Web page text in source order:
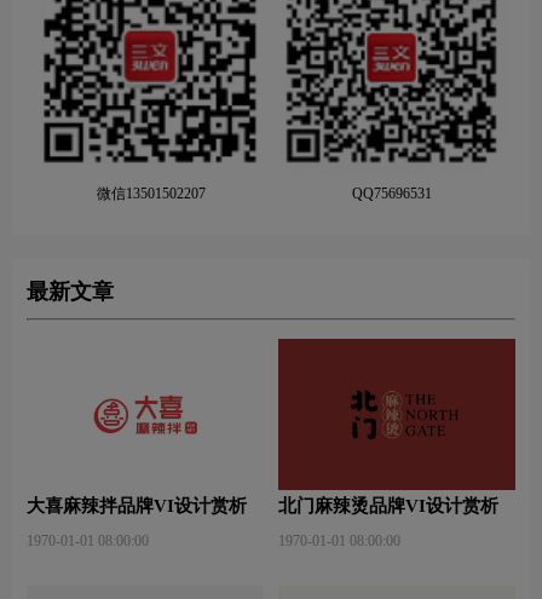
微信13501502207 QQ75696531
最新文章
大喜麻辣拌品牌VI设计赏析
1970-01-01 08:00:00
北门麻辣烫品牌VI设计赏析
1970-01-01 08:00:00